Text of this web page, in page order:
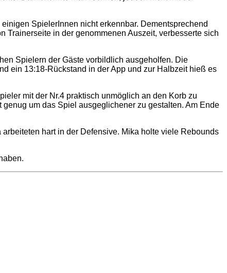
SpielerInnen nicht erkennbar. Dementsprechend
Trainerseite in der genommenen Auszeit, verbesserte sich
Spielern der Gäste vorbildlich ausgeholfen. Die
ein 13:18-Rückstand in der App und zur Halbzeit hieß es
mit der Nr.4 praktisch unmöglich an den Korb zu
um das Spiel ausgeglichener zu gestalten. Am Ende
hart in der Defensive. Mika holte viele Rebounds